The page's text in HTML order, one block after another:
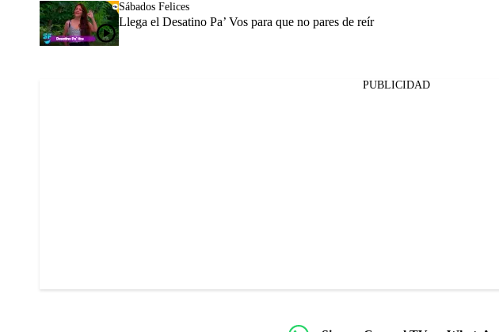
Sábados Felices
Llega el Desatino Pa’ Vos para que no pares de reír
PUBLICIDAD